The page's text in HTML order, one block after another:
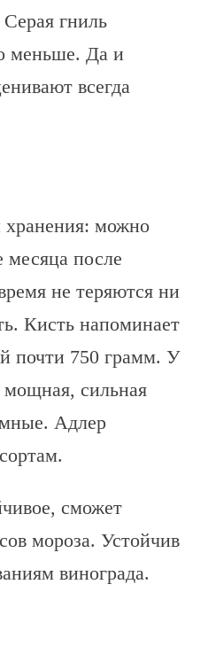
гниль
меньше. Да и
всегда
можно
месяца после
не теряются ни
Кисть напоминает
почти 750 грамм. У
мощная, сильная
Адлер
сможет
мороза. Устойчив
винограда.